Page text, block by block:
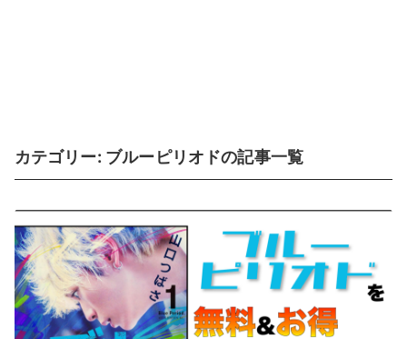
カテゴリー: ブルーピリオドの記事一覧